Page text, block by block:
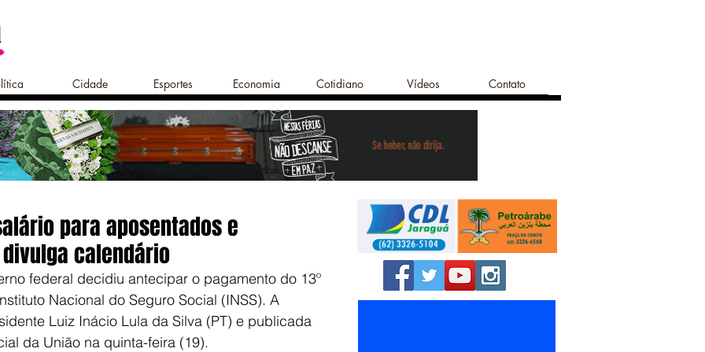
Cidade Esportes Economia Cotidiano Vídeos Contato
para aposentados e
calendário
federal decidiu antecipar o pagamento do 13º
Nacional do Seguro Social (INSS). A
Luiz Inácio Lula da Silva (PT) e publicada
da União na quinta-feira (19).